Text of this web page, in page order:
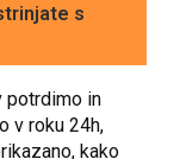
s
potrdimo in
v roku 24h,
kako